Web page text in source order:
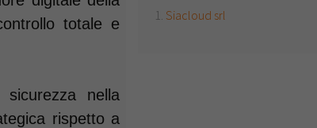
totale e
nella
rispetto a
Siacloud srl